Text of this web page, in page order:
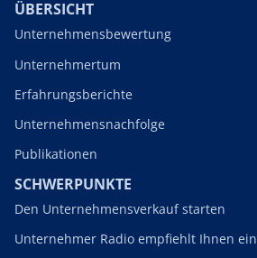
ÜBERSICHT
Unternehmensbewertung
Unternehmertum
Erfahrungsberichte
Unternehmensnachfolge
Publikationen
SCHWERPUNKTE
Den Unternehmensverkauf starten
Unternehmer Radio empfiehlt Ihnen